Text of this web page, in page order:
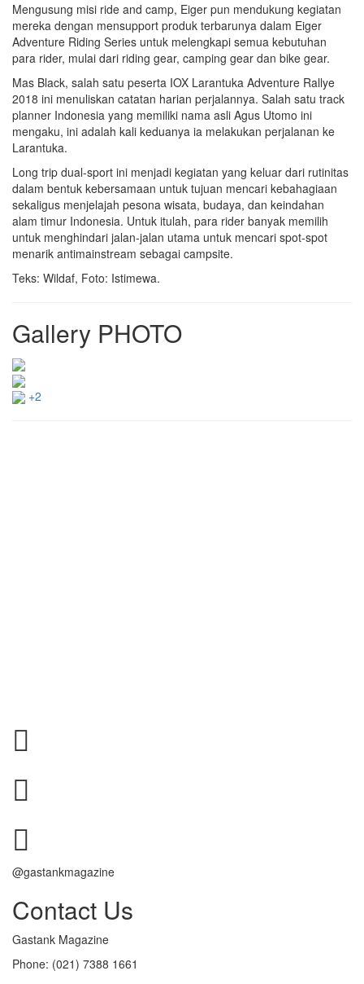
Mengusung misi ride and camp, Eiger pun mendukung kegiatan
mereka dengan mensupport produk terbarunya dalam Eiger
Adventure Riding Series untuk melengkapi semua kebutuhan
para rider, mulai dari riding gear, camping gear dan bike gear.
Mas Black, salah satu peserta IOX Larantuka Adventure Rallye
2018 ini menuliskan catatan harian perjalannya. Salah satu track
planner Indonesia yang memiliki nama asli Agus Utomo ini
mengaku, ini adalah kali keduanya ia melakukan perjalanan ke
Larantuka.
Long trip dual-sport ini menjadi kegiatan yang keluar dari rutinitas
dalam bentuk kebersamaan untuk tujuan mencari kebahagiaan
sekaligus menjelajah pesona wisata, budaya, dan keindahan
alam timur Indonesia. Untuk itulah, para rider banyak memilih
untuk menghindari jalan-jalan utama untuk mencari spot-spot
menarik antimainstream sebagai campsite.
Teks: Wildaf, Foto: Istimewa.
Gallery PHOTO
+2
@gastankmagazine
Contact Us
Gastank Magazine
Phone: (021) 7388 1661